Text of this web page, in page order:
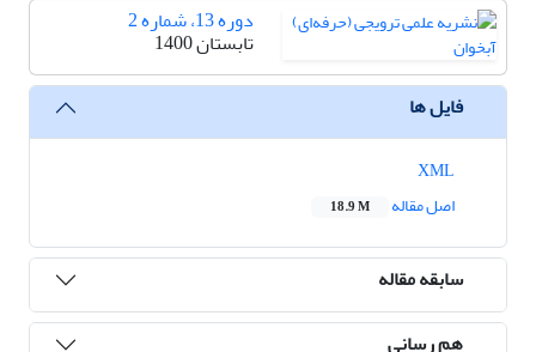
دوره 13، شماره 2
تابستان 1400
فایل ها
اصل مقاله
18.9 M
سابقه مقاله
هم رسانی